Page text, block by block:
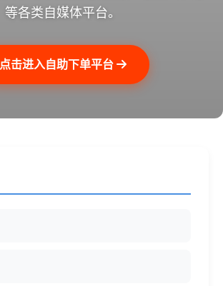
等各类自媒体平台。
点击进入自助下单平台